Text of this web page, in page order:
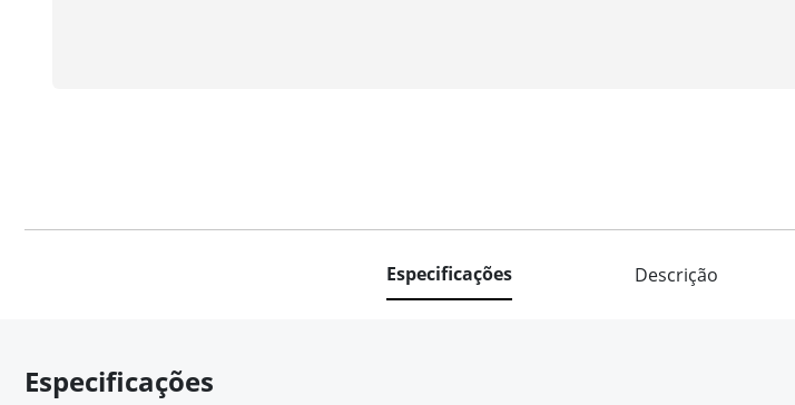
Especificações Descrição
Especificações